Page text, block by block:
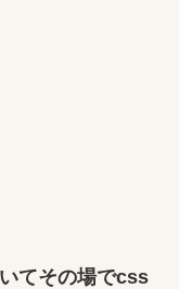
てその場でcss